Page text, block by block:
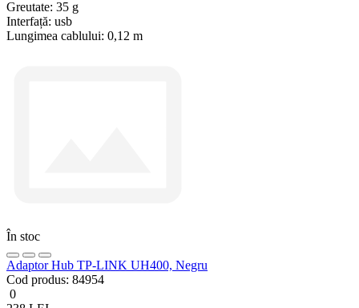
Greutate: 35 g
Interfață: usb
Lungimea cablului: 0,12 m
În stoc
Adaptor Hub TP-LINK UH400, Negru
Cod produs: 84954
0